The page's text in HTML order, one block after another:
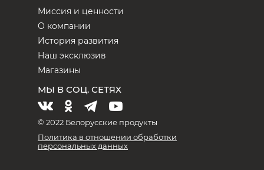
Миссия и ценности
О компании
История развития
Наш эксклюзив
Магазины
МЫ В СОЦ. СЕТЯХ
© 2022 Белорусские продукты
Политика в отношении обработки
персональных данных